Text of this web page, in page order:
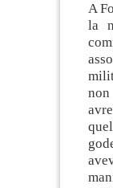
A
la